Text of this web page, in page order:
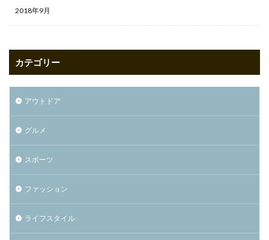
2018年9月
カテゴリー
アウトドア
グルメ
スポーツ
ファッション
ライフスタイル